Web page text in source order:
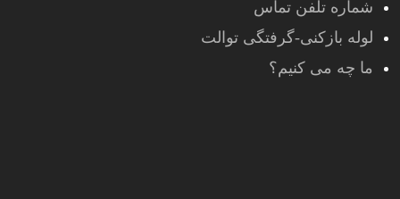
شماره تلفن تماس
لوله بازکنی-گرفتگی توالت
ما چه می کنیم؟